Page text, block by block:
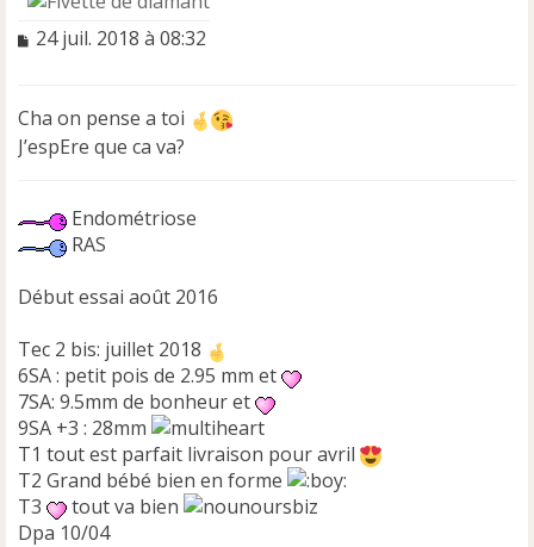
M
s
a
g
o
n
u
24 juil. 2018 à 08:32
Cha on pense a toi
J’espEre que ca va?
Endométriose
RAS
Début essai août 2016
Tec 2 bis: juillet 2018
6SA : petit pois de 2.95 mm et
7SA: 9.5mm de bonheur et
9SA +3 : 28mm
T1 tout est parfait livraison pour avril
T2 Grand bébé bien en forme
T3
tout va bien
Dpa 10/04